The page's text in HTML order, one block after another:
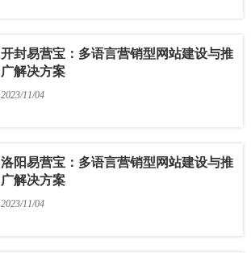
开封易营宝：多语言营销型网站建设与推
广解决方案
2023/11/04
洛阳易营宝：多语言营销型网站建设与推
广解决方案
2023/11/04